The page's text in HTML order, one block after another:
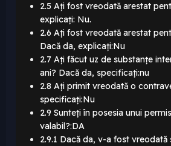
2.5 Ați fost vreodată arestat
explicați: Nu.
2.6 Ați fost vreodată arestat
Dacă da, explicați:Nu
2.7 Ați făcut uz de substanțe
ani? Dacă da, specificați:nu
2.8 Ați primit vreodată o
specificați:Nu
2.9 Sunteți în posesia unui
valabil?:DA
2.9.1 Dacă da, v-a fost vreodată